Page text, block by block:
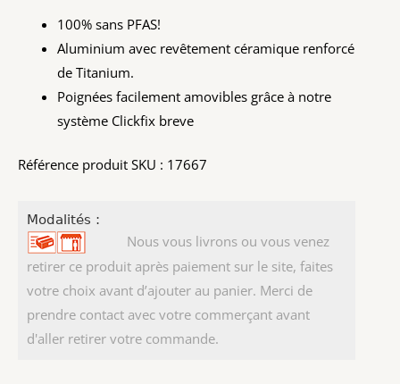
100% sans PFAS!
Aluminium avec revêtement céramique renforcé
de Titanium.
Poignées facilement amovibles grâce à notre
système Clickfix breve
Référence produit SKU : 17667
Modalités :
Nous vous livrons ou vous venez
retirer ce produit après paiement sur le site, faites
votre choix avant d’ajouter au panier. Merci de
prendre contact avec votre commerçant avant
d'aller retirer votre commande.